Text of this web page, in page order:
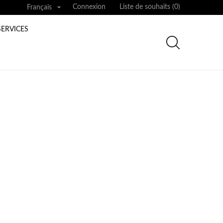
Français  Connexion Liste de souhaits (0)